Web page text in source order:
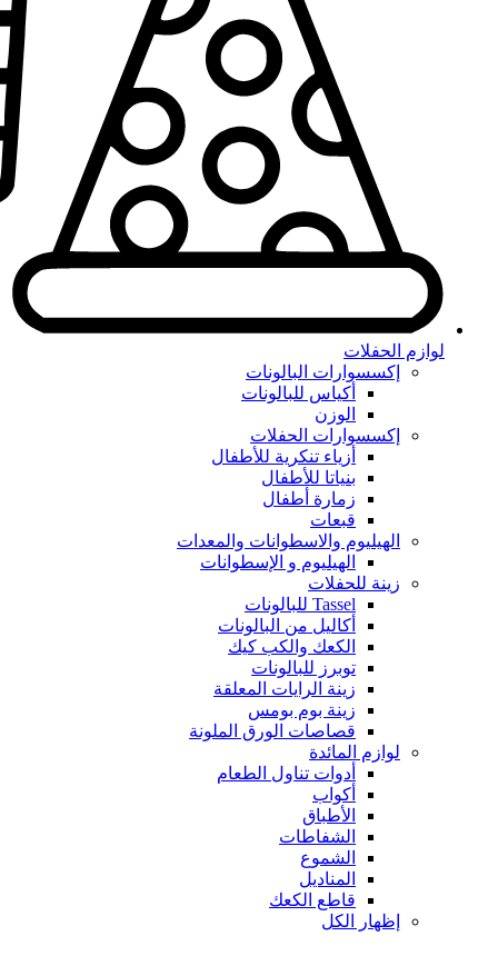
لوازم الحفلات
إكسسوارات البالونات
أكياس للبالونات
الوزن
إكسسوارات الحفلات
أزياء تنكرية للأطفال
بنياتا للأطفال
زمارة أطفال
قبعات
الهيليوم والاسطوانات والمعدات
الهيليوم و الإسطوانات
زينة للحفلات
Tassel للبالونات
أكاليل من البالونات
الكعك والكب كيك
توبرز للبالونات
زينة الرايات المعلقة
زينة بوم بومس
قصاصات الورق الملونة
لوازم المائدة
أدوات تناول الطعام
أكواب
الأطباق
الشفاطات
الشموع
المناديل
قاطع الكعك
إظهار الكل